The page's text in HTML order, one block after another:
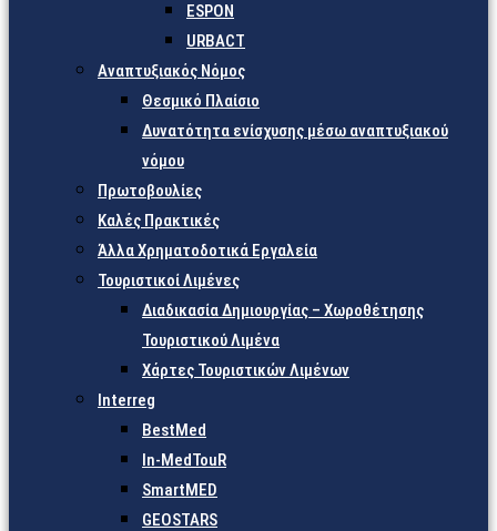
ESPON
URBACT
Αναπτυξιακός Νόμος
Θεσμικό Πλαίσιο
Δυνατότητα ενίσχυσης μέσω αναπτυξιακού
νόμου
Πρωτοβουλίες
Καλές Πρακτικές
Άλλα Χρηματοδοτικά Εργαλεία
Τουριστικοί Λιμένες
Διαδικασία Δημιουργίας – Χωροθέτησης
Τουριστικού Λιμένα
Χάρτες Τουριστικών Λιμένων
Interreg
BestMed
In-MedTouR
SmartMED
GEOSTARS